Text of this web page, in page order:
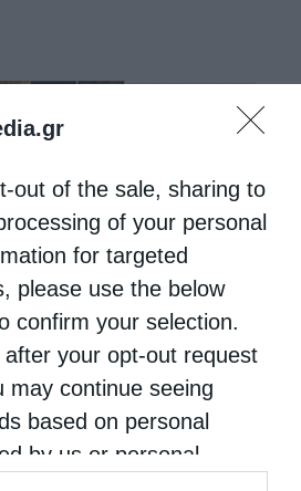
out of the sale, sharing to
of your personal
for targeted
please use the below
confirm your selection.
your opt-out request
may continue seeing
based on personal
by us or personal